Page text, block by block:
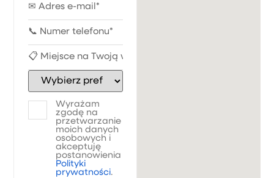
Wyrażam
zgodę na
przetwarzanie
moich danych
osobowych i
akceptuję
postanowienia
Polityki
prywatności.